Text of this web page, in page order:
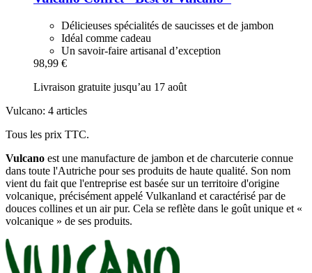
Délicieuses spécialités de saucisses et de jambon
Idéal comme cadeau
Un savoir-faire artisanal d’exception
98,99 €
Livraison gratuite jusqu’au 17 août
Vulcano: 4 articles
Tous les prix TTC.
Vulcano est une manufacture de jambon et de charcuterie connue
dans toute l'Autriche pour ses produits de haute qualité. Son nom
vient du fait que l'entreprise est basée sur un territoire d'origine
volcanique, précisément appelé Vulkanland et caractérisé par de
douces collines et un air pur. Cela se reflète dans le goût unique et «
volcanique » de ses produits.